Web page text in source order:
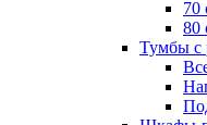
70
80
Тумбы с